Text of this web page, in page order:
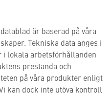
är baserad på våra
Tekniska data anges i
i lokala arbetsförhållanden
prestanda och
på våra produkter enligt
kan dock inte utöva kontroll